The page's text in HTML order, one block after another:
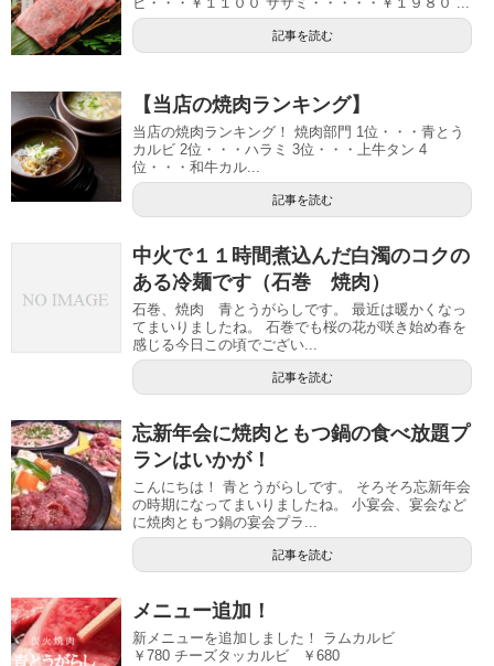
記事を読む
【当店の焼肉ランキング】
当店の焼肉ランキング！ 焼肉部門 1位・・・青とう
カルビ 2位・・・ハラミ 3位・・・上牛タン 4
位・・・和牛カル...
記事を読む
中火で１１時間煮込んだ白濁のコクの
ある冷麺です（石巻 焼肉）
石巻、焼肉 青とうがらしです。 最近は暖かくなっ
てまいりましたね。 石巻でも桜の花が咲き始め春を
感じる今日この頃でござい...
記事を読む
忘新年会に焼肉ともつ鍋の食べ放題プ
ランはいかが！
こんにちは！ 青とうがらしです。 そろそろ忘新年会
の時期になってまいりましたね。 小宴会、宴会など
に焼肉ともつ鍋の宴会プラ...
記事を読む
メニュー追加！
新メニューを追加しました！ ラムカルビ
￥780 チーズタッカルビ ￥680